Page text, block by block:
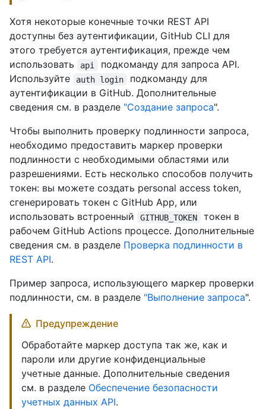
Хотя некоторые конечные точки REST API
доступны без аутентификации, GitHub CLI для
этого требуется аутентификация, прежде чем
использовать
api
подкоманду для запроса API.
Используйте
auth login
подкоманду для
аутентификации в GitHub. Дополнительные
сведения см. в разделе "Создание запроса".
Чтобы выполнить проверку подлинности запроса,
необходимо предоставить маркер проверки
подлинности с необходимыми областями или
разрешениями. Есть несколько способов получить
токен: вы можете создать personal access token,
сгенерировать токен с GitHub App, или
использовать встроенный
GITHUB_TOKEN
токен в
рабочем GitHub Actions процессе. Дополнительные
сведения см. в разделе Проверка подлинности в
REST API.
Пример запроса, использующего маркер проверки
подлинности, см. в разделе "Выполнение запроса".
Предупреждение
Обработайте маркер доступа так же, как и
пароли или другие конфиденциальные
учетные данные. Дополнительные сведения
см. в разделе Обеспечение безопасности
учетных данных API.